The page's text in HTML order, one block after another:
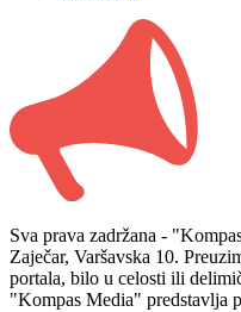
Sva prava zadržana -
Zaječar, Varšavska 10.
portala, bilo u celosti ili
"Kompas Media" predstavlja